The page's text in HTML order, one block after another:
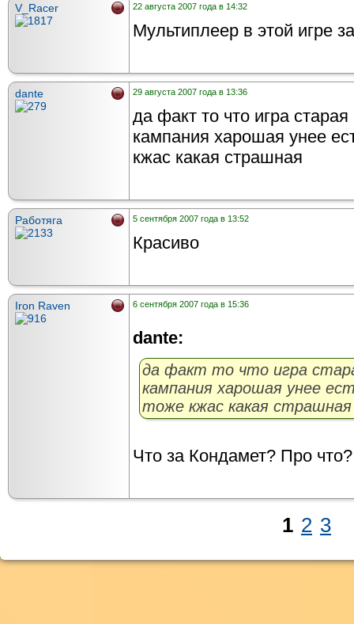
V_Racer 22 августа 2007 года в 14:32
Мультиплеер в этой игре
dante 29 августа 2007 года в 13:36
да факт то что игра
кампания харошая унее
кжас какая страшная
Работяга 5 сентября 2007 года в 13:52
Красиво
Iron Raven 6 сентября 2007 года в 15:36
dante:
да факт то что игра
кампания харошая унее
тоже кжас какая страшная
Что за Кондамет? Про
1 2 3